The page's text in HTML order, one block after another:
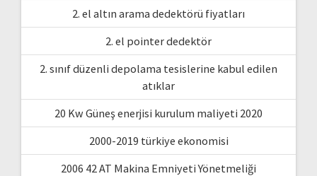
2. el altın arama dedektörü fiyatları
2. el pointer dedektör
2. sınıf düzenli depolama tesislerine kabul edilen
atıklar
20 Kw Güneş enerjisi kurulum maliyeti 2020
2000-2019 türkiye ekonomisi
2006 42 AT Makina Emniyeti Yönetmeliği